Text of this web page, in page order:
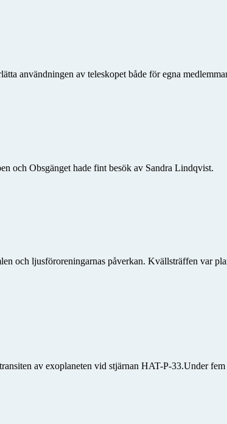
användningen av teleskopet både för egna
och Obsgänget hade fint besök av Sandra Lindqvist.
och ljusföroreningarnas påverkan. Kvällsträffen var
av exoplaneten vid stjärnan HAT-P-33.Under